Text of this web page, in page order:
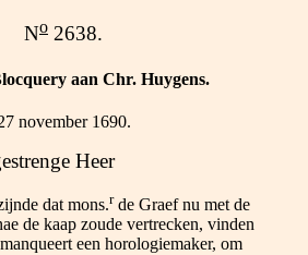
No 2638.
aan Chr. Huygens.
november 1690.
Heer
dat mons.rde Graef nu met de
de kaap zoude vertrecken, vinden
een horologiemaker, om